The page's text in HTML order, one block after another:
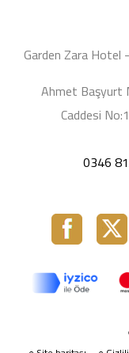
Garden Zara Hotel
Ahmet Başyurt
Caddesi
0346